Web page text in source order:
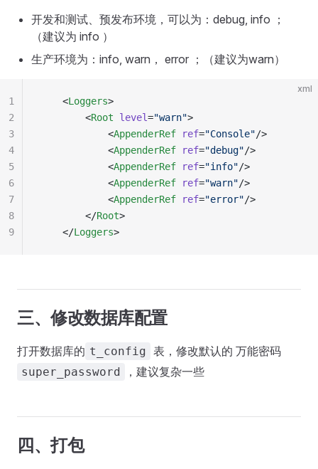
开发和测试、预发布环境，可以为：debug, info ；
（建议为 info ）
生产环境为：info, warn， error ；（建议为warn）
xml
    <
Loggers>
        <
Root level="warn">
            <
AppenderRef ref="Console"/>
            <
AppenderRef ref="debug"/>
            <
AppenderRef ref="info"/>
            <
AppenderRef ref="warn"/>
            <
AppenderRef ref="error"/>
        </
Root>
    </
Loggers>
1
2
3
4
5
6
7
8
9
三、修改数据库配置
打开数据库的 t_config 表，修改默认的 万能密码
super_password ，建议复杂一些
四、打包